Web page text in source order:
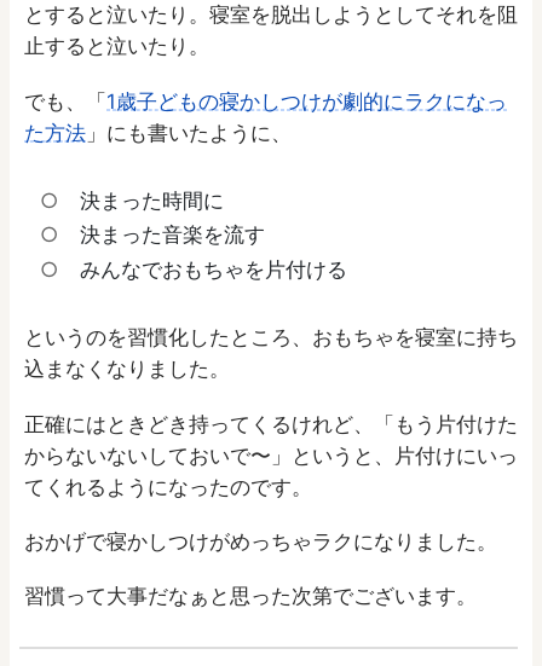
とすると泣いたり。寝室を脱出しようとしてそれを阻
止すると泣いたり。
でも、「1歳子どもの寝かしつけが劇的にラクになっ
た方法 」にも書いたように、
決まった時間に
決まった音楽を流す
みんなでおもちゃを片付ける
というのを習慣化したところ、おもちゃを寝室に持ち
込まなくなりました。
正確にはときどき持ってくるけれど、「もう片付けた
からないないしておいで〜」というと、片付けにいっ
てくれるようになったのです。
おかげで寝かしつけがめっちゃラクになりました。
習慣って大事だなぁと思った次第でございます。